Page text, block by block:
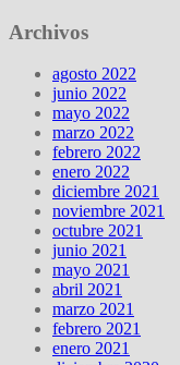
Archivos
agosto 2022
junio 2022
mayo 2022
marzo 2022
febrero 2022
enero 2022
diciembre 2021
noviembre 2021
octubre 2021
junio 2021
mayo 2021
abril 2021
marzo 2021
febrero 2021
enero 2021